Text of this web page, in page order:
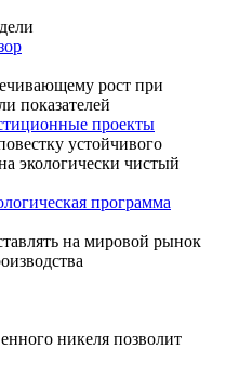
рост при
показателей
проекты
устойчивого
экологически чистый
программа
на мировой рынок
никеля позволит